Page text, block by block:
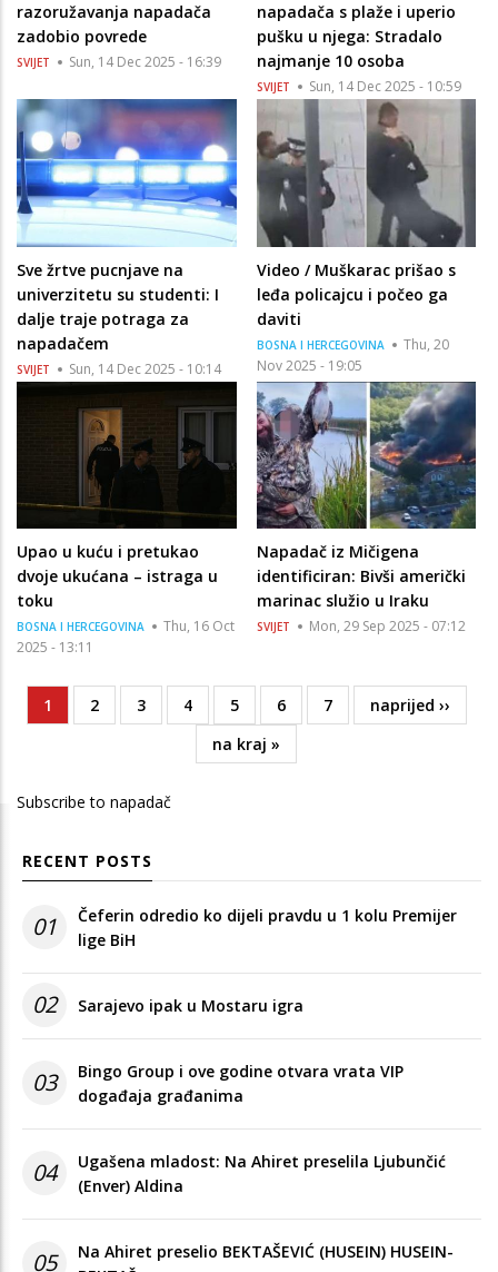
razoružavanja napadača
zadobio povrede
SVIJET Sun, 14 Dec 2025 - 16:39
napadača s plaže i uperio
pušku u njega: Stradalo
najmanje 10 osoba
SVIJET Sun, 14 Dec 2025 - 10:59
Sve žrtve pucnjave na
univerzitetu su studenti: I
dalje traje potraga za
napadačem
SVIJET Sun, 14 Dec 2025 - 10:14
Video / Muškarac prišao s
leđa policajcu i počeo ga
daviti
BOSNA I HERCEGOVINA
Thu, 20
Nov 2025 - 19:05
Upao u kuću i pretukao
dvoje ukućana – istraga u
toku
BOSNA I HERCEGOVINA
Thu, 16 Oct
2025 - 13:11
Napadač iz Mičigena
identificiran: Bivši američki
marinac služio u Iraku
SVIJET Mon, 29 Sep 2025 - 07:12
Pagination
Current
page
1 Page
2 Page
3 Page
4 Page
5 Page
6 Page
7
Next
page
naprijed ››
Last
page
na kraj »
Subscribe to napadač
RECENT POSTS
01
Čeferin odredio ko dijeli pravdu u 1 kolu Premijer
lige BiH
02 Sarajevo ipak u Mostaru igra
03
Bingo Group i ove godine otvara vrata VIP
događaja građanima
04
Ugašena mladost: Na Ahiret preselila Ljubunčić
(Enver) Aldina
05
Na Ahiret preselio BEKTAŠEVIĆ (HUSEIN) HUSEIN-